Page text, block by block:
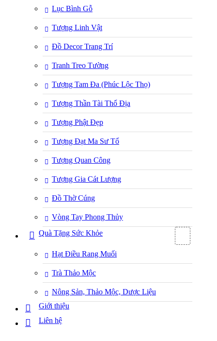
Lục Bình Gỗ
Tượng Linh Vật
Đồ Decor Trang Trí
Tranh Treo Tường
Tượng Tam Đa (Phúc Lộc Thọ)
Tượng Thần Tài Thổ Địa
Tượng Phật Đẹp
Tượng Đạt Ma Sư Tổ
Tượng Quan Công
Tượng Gia Cát Lượng
Đồ Thờ Cúng
Vòng Tay Phong Thủy
Quà Tặng Sức Khỏe
Hạt Điều Rang Muối
Trà Thảo Mộc
Nông Sản, Thảo Mộc, Dược Liệu
Giới thiệu
Liên hệ